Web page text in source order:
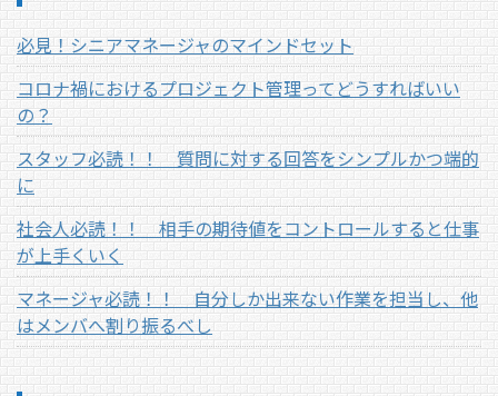
必見！シニアマネージャのマインドセット
コロナ禍におけるプロジェクト管理ってどうすればいい
の？
スタッフ必読！！ 質問に対する回答をシンプルかつ端的
に
社会人必読！！ 相手の期待値をコントロールすると仕事
が上手くいく
マネージャ必読！！ 自分しか出来ない作業を担当し、他
はメンバへ割り振るべし